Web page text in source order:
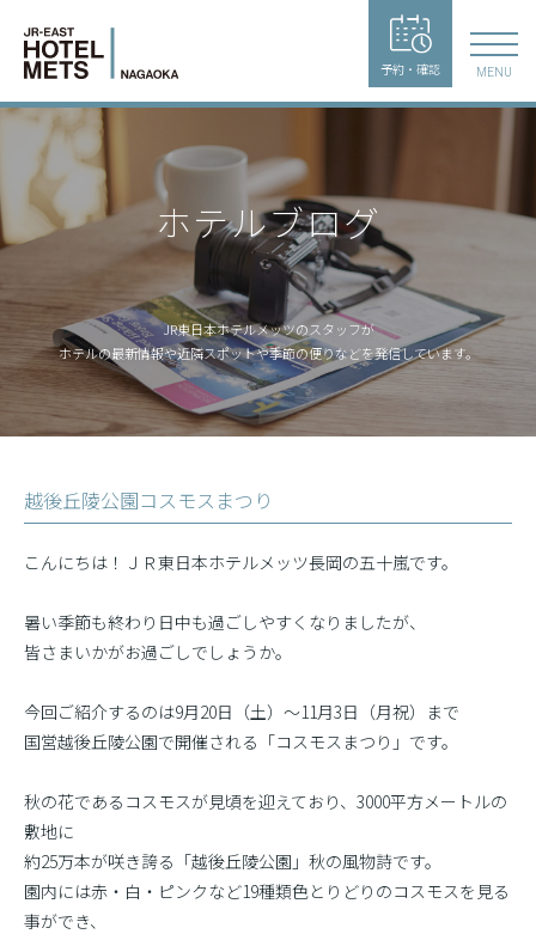
予約・確認 MENU
ホテルブログ
JR東日本ホテルメッツのスタッフが
ホテルの最新情報や近隣スポットや季節の便りなどを発信しています。
越後丘陵公園コスモスまつり
こんにちは！ＪＲ東日本ホテルメッツ長岡の五十嵐です。
暑い季節も終わり日中も過ごしやすくなりましたが、
皆さまいかがお過ごしでしょうか。
今回ご紹介するのは9月20日（土）〜11月3日（月祝）まで
国営越後丘陵公園で開催される「コスモスまつり」です。
秋の花であるコスモスが見頃を迎えており、3000平方メートルの
敷地に
約25万本が咲き誇る「越後丘陵公園」秋の風物詩です。
園内には赤・白・ピンクなど19種類色とりどりのコスモスを見る
事ができ、